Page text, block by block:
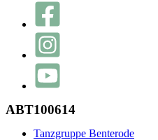
ABT100614
Tanzgruppe Benterode